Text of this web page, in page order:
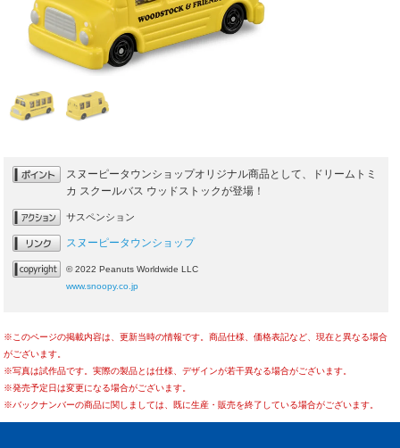
スヌーピータウンショップオリジナル商品として、ドリームトミ
カ スクールバス ウッドストックが登場！
サスペンション
スヌーピータウンショップ
© 2022 Peanuts Worldwide LLC
www.snoopy.co.jp
※このページの掲載内容は、更新当時の情報です。商品仕様、価格表記など、現在と異なる場合
がございます。
※写真は試作品です。実際の製品とは仕様、デザインが若干異なる場合がございます。
※発売予定日は変更になる場合がございます。
※バックナンバーの商品に関しましては、既に生産・販売を終了している場合がございます。